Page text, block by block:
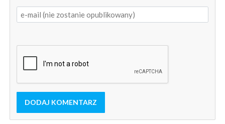
DODAJ KOMENTARZ